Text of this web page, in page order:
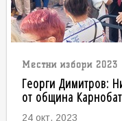
Местни избори 2023
Георги Димитров:
от община Карнобат
24 окт. 2023